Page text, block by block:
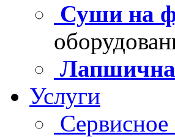
Суши на
Услуги